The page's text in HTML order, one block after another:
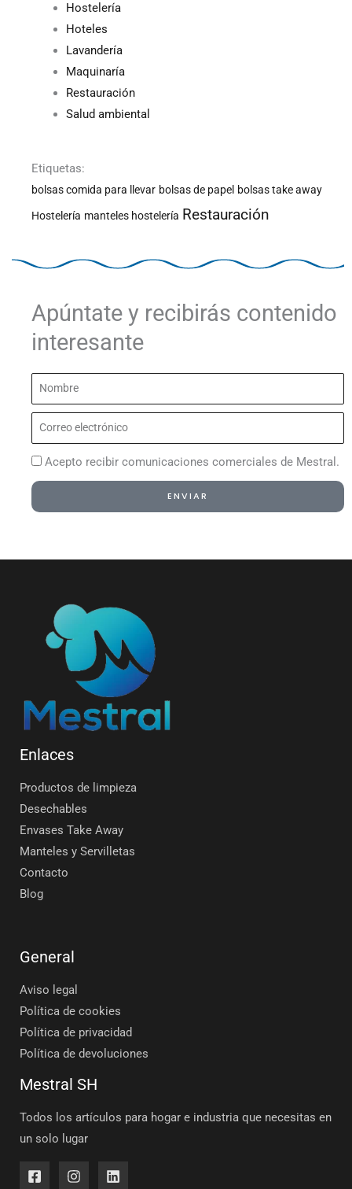
Hostelería
Hoteles
Lavandería
Maquinaría
Restauración
Salud ambiental
Etiquetas:
bolsas comida para llevar bolsas de papel bolsas take away
Hostelería manteles hostelería Restauración
Apúntate y recibirás contenido
interesante
Nombre
Correo
electrónico
Acepto recibir comunicaciones comerciales de Mestral.
ENVIAR
Enlaces
Productos de limpieza
Desechables
Envases Take Away
Manteles y Servilletas
Contacto
Blog
General
Aviso legal
Política de cookies
Política de privacidad
Política de devoluciones
Mestral SH
Todos los artículos para hogar e industria que necesitas en
un solo lugar